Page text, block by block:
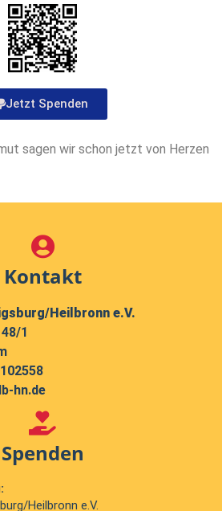
Jetzt Spenden
sagen wir schon jetzt von Herzen
Kontakt
Heilbronn e.V.
1
hn.de
Spenden
Heilbronn e.V.